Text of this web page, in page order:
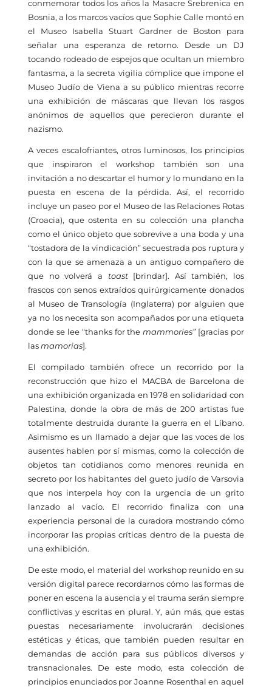
conmemorar todos los años la Masacre Srebrenica en
Bosnia, a los marcos vacíos que Sophie Calle montó en
el Museo Isabella Stuart Gardner de Boston para
señalar una esperanza de retorno. Desde un DJ
tocando rodeado de espejos que ocultan un miembro
fantasma, a la secreta vigilia cómplice que impone el
Museo Judío de Viena a su público mientras recorre
una exhibición de máscaras que llevan los rasgos
anónimos de aquellos que perecieron durante el
nazismo.
A veces escalofriantes, otros luminosos, los principios
que inspiraron el workshop también son una
invitación a no descartar el humor y lo mundano en la
puesta en escena de la pérdida. Así, el recorrido
incluye un paseo por el Museo de las Relaciones Rotas
(Croacia), que ostenta en su colección una plancha
como el único objeto que sobrevive a una boda y una
“tostadora de la vindicación” secuestrada pos ruptura y
con la que se amenaza a un antiguo compañero de
que no volverá a toast[brindar]. Así también, los
frascos con senos extraídos quirúrgicamente donados
al Museo deTransología (Inglaterra) por alguien que
ya no los necesita son acompañados por una etiqueta
donde se lee “thanks for the mammories”[gracias por
las mamorias].
El compilado también ofrece un recorrido por la
reconstrucción que hizo el MACBA de Barcelona de
una exhibición organizada en 1978 en solidaridad con
Palestina, donde la obra de más de 200 artistas fue
totalmente destruida durante la guerra en el Líbano.
Asimismo es un llamado a dejar que las voces de los
ausentes hablen por sí mismas, como la colección de
objetos tan cotidianos como menores reunida en
secreto por los habitantes del gueto judío de Varsovia
que nos interpela hoy con la urgencia de un grito
lanzado al vacío. El recorrido finaliza con una
experiencia personal de la curadora mostrando cómo
incorporar las propias críticas dentro de la puesta de
una exhibición.
De este modo, el material del workshop reunido en su
versión digital parece recordarnos cómo las formas de
poner en escena la ausencia y el trauma serán siempre
conflictivas y escritas en plural. Y, aún más, que estas
puestas necesariamente involucrarán decisiones
estéticas y éticas, que también pueden resultar en
demandas de acción para sus públicos diversos y
transnacionales. De este modo, esta colección de
principios enunciados por Joanne Rosenthal en aquel